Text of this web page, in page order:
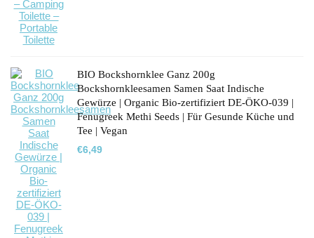
BIO Bockshornklee Ganz 200g
Bockshornkleesamen Samen Saat Indische
Gewürze | Organic Bio-zertifiziert DE-ÖKO-039 |
Fenugreek Methi Seeds | Für Gesunde Küche und
Tee | Vegan
€6,49